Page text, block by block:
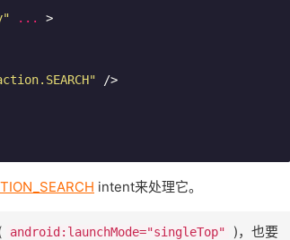
...
>
/>
intent来处理它。
android:launchMode="singleTop"
)，也要